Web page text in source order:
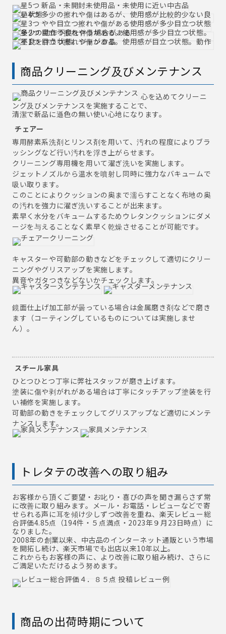
商品クリーニング及びメンテナンス
心を込めてクリーニ
ング及びメンテナンスを実施することで、
清潔で新品に遜色の無い使い心地になります。
チェアー
専用酵素系洗剤とリンス剤を用いて、汚れの程度によりブラ
ッシングなど行い汚れを浮き上がらせます。
クリーニング専用機を用いて濯ぎ洗いを実施します。
ジェットノズルから温水を噴射し同時に強力なバキュームで
吸い取ります。
このことによりクッションの奥まで濡らすことなく布地の奥
の汚れを強力に濯ぎ洗いすることが出来ます。
素早く水分をバキュームするためウレタンクッションにダメ
ージを与えることなく素早く乾燥させることが可能です。
キャスターや可動部の動きなどをチェックして適切にクリー
ニングやグリスアップを実施します。
異音やガタつきなどないかチェックします。
鏡面仕上げ加工部が曇っている場合は金属磨き剤などで磨き
ます（コーティングしているものについては実施しませ
ん）。
スチール家具
ひとつひとつ丁寧に弊社スタッフが磨き上げます。
塗装に傷や剥がれがある場合は丁寧にタッチアップ塗装を行
い補修を実施します。
可動部の動きをチェックしてグリスアップなど適切にメンテ
ナンスします。
トレタテの改善への取り組み
お客様から頂くご要望・お叱り・喜びの声を聞き漏らさず常
に改善に取り組みます。メール・お電話・レビューなどで寄
せられる声に耳を傾け少しずつ改善を重ね、楽天レビュー総
合評価4.85点（194件・５点満点・2023年９月23日時点）に
なりました。
2008年の創業以来、中古品のインターネット通販という市場
を開拓し続け、楽天市場でも出店以来10年以上。
これからもお客様の声に、より改善に取り組み続け、さらに
ご満足いただけるよう努めます。
商品の出荷時期について